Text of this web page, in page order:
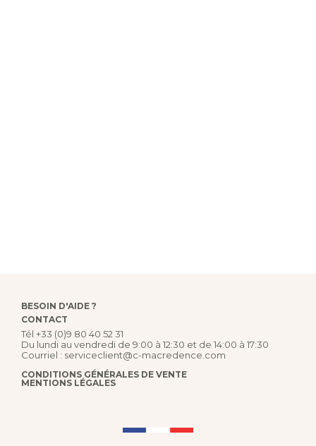
BESOIN D'AIDE ?
CONTACT
Tél +33 (0)9 80 40 52 31
Du lundi au vendredi de 9:00 à 12:30 et de 14:00 à 17:30
Courriel : serviceclient@c-macredence.com
CONDITIONS GÉNÉRALES DE VENTE
MENTIONS LÉGALES